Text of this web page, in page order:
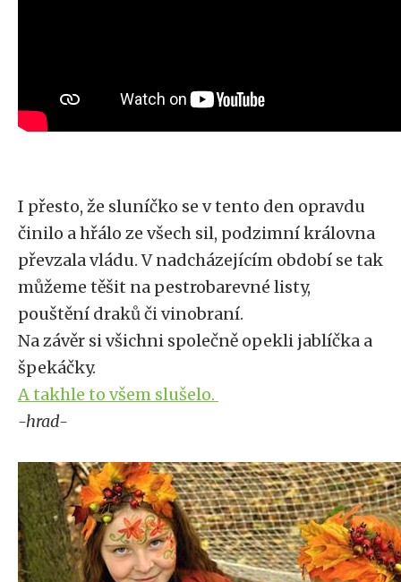
I přesto, že sluníčko se v tento den opravdu
činilo a hřálo ze všech sil, podzimní královna
převzala vládu. V nadcházejícím období se tak
můžeme těšit na pestrobarevné listy,
pouštění draků či vinobraní.
Na závěr si všichni společně opekli jablíčka a
špekáčky.
A takhle to všem slušelo.
-hrad-